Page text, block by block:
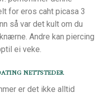
for eros caht picasa 3
så var det kult om du
Andre kan piercing
ei veke.
nettsteder
er det ikke alltid